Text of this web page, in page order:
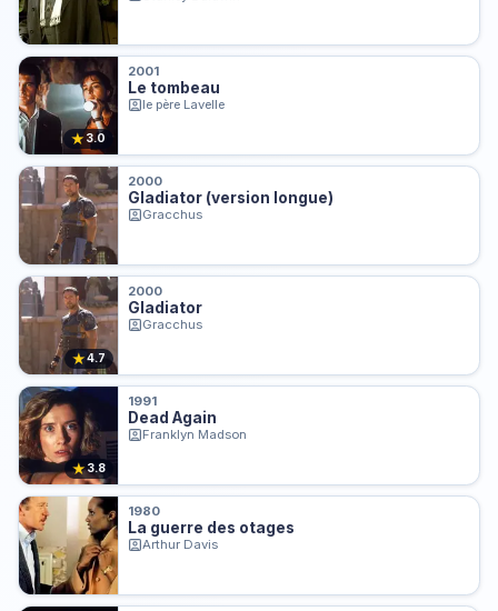
★3.0
2001
Le tombeau
le père Lavelle
2000
Gladiator (version longue)
Gracchus
★4.7
2000
Gladiator
Gracchus
★3.8
1991
Dead Again
Franklyn Madson
1980
La guerre des otages
Arthur Davis